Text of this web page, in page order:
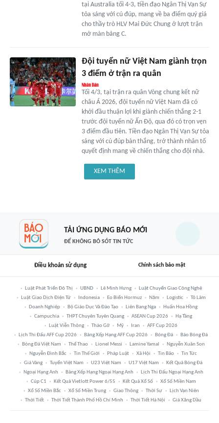
tại Australia tối 4-3, tiền đạo Ngân Thị Vạn Sự
tỏa sáng với cú đúp, mang về ba điểm quý giá
cho thầy trò HLV Mai Đức Chung ở lượt trận
mở màn bảng C.
Đội tuyển nữ Việt Nam giành trọn
3 điểm ở trận ra quân
Tối 4/3, tại trận ra quân Vòng chung kết nữ
châu Á 2026, đội tuyển nữ Việt Nam đã có
khởi đầu thuận lợi khi giành chiến thắng 2-1
trước đội tuyển nữ Ấn Độ, qua đó có trọn vẹn
3 điểm đầu tiên. Tiền đạo Ngân Thị Vạn Sự tỏa
sáng với cú đúp bàn thắng, trở thành nhân tố
quyết định mang về chiến thắng cho đội nhà.
XEM THÊM
TẢI ỨNG DỤNG BÁO MỚI
ĐỂ KHÔNG BỎ SÓT TIN TỨC
Điều khoản sử dụng Chính sách bảo mật
Luật Phát Triển Đô Thị UBND Lê Minh Hưng
Luật Chuyển Giao Công Nghệ
Luật Giao Dịch Điện Tử
Indonesia Eo Biển Hormuz Năm Logistic
Tô Lâm
Doanh Nghiệp
Bộ Giáo Dục Và Đào Tạo Liên Bang Nga
Huấn Hoa Hồng
Campuchia
THPT Chuyên Tuyên Quang ASEAN Cup 2026
Hạ Tầng
Luật Viễn Thông
Tháo Gỡ Mỹ Iran
AFF Cup 2026
Lịch Thi Đấu AFF Cup 2026
Bảng Xếp Hạng AFF Cup 2026 Bóng Đá
Báo Bóng Đá
Bóng Đá Việt Nam
Thể Thao Lionel Messi Lamine Yamal
Nguyễn Xuân Son
Nguyễn Đình Bắc
Tin Thế Giới Pháp Luật Xã Hội Tin Bão
Tin Tức
Giá Vàng
Tuyển Việt Nam U23 Việt Nam U17 Việt Nam
Kết Quả Bóng Đá
Ngoại Hạng Anh
Bảng Xếp Hạng Ngoại Hạng Anh
Lịch Thi Đấu Ngoại Hạng Anh
Cúp C1
Kết Quả Vietlott Power 6/55 Kết Quả Xổ Số
Xổ Số Miền Nam
Xổ Số Miền Bắc
Xổ Số Miền Trung Giao Thông Thời Sự
Lịch Vạn Niên
Thời Tiết
Thời Tiết Thành Phố Hồ Chí Minh Thời Tiết Hà Nội Giá Xăng Dầu